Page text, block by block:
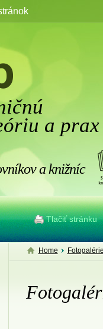
a prax
a knižníc
Tlačiť stránku
Home